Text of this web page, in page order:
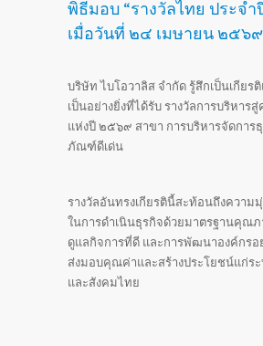
พิธีมอบ “รางวัลไทย ประจ
เมื่อวันที่ ๒๔ เมษายน ๒๕๖๙
บริษัท ไบโอวาลิส จำกัด รู้สึกเป็นเกียร
เป็นอย่างยิ่งที่ได้รับ รางวัลการบริหารสู่
แห่งปี ๒๕๖๙ สาขา การบริหารจัดการ
ภัณฑ์ดีเด่น
รางวัลอันทรงเกียรตินี้สะท้อนถึงความ
ในการดำเนินธุรกิจด้วยมาตรฐานคุณ
ดูแลกิจการที่ดี และการพัฒนาองค์กรอ
ส่งมอบคุณค่าและสร้างประโยชน์แก่ร
และสังคมไทย